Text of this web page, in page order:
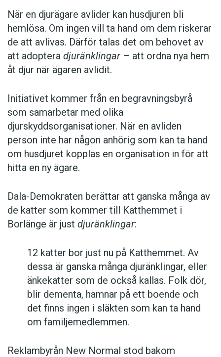
När en djurägare avlider kan husdjuren bli
hemlösa. Om ingen vill ta hand om dem riskerar
de att avlivas. Därför talas det om behovet av
att adoptera djuränklingar – att ordna nya hem
åt djur när ägaren avlidit.
Initiativet kommer från en begravningsbyrå
som samarbetar med olika
djurskyddsorganisationer. När en avliden
person inte har någon anhörig som kan ta hand
om husdjuret kopplas en organisation in för att
hitta en ny ägare.
Dala-Demokraten berättar att ganska många av
de katter som kommer till Katthemmet i
Borlänge är just djuränklingar:
12 katter bor just nu på Katthemmet. Av
dessa är ganska många djuränklingar, eller
änkekatter som de också kallas. Folk dör,
blir dementa, hamnar på ett boende och
det finns ingen i släkten som kan ta hand
om familjemedlemmen.
Reklambyrån New Normal stod bakom